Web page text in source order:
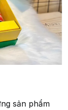
sản phẩm